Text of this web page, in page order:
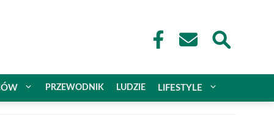
PRZEWODNIK LUDZIE LIFESTYLE